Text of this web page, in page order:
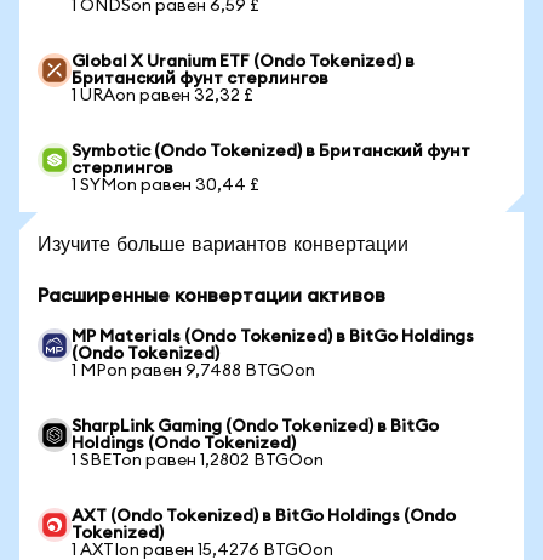
1 ONDSon равен 6,59 £
Global X Uranium ETF (Ondo Tokenized) в
Британский фунт стерлингов
1 URAon равен 32,32 £
Symbotic (Ondo Tokenized) в Британский фунт
стерлингов
1 SYMon равен 30,44 £
Изучите больше вариантов конвертации
Расширенные конвертации активов
MP Materials (Ondo Tokenized) в BitGo Holdings
(Ondo Tokenized)
1 MPon равен 9,7488 BTGOon
SharpLink Gaming (Ondo Tokenized) в BitGo
Holdings (Ondo Tokenized)
1 SBETon равен 1,2802 BTGOon
AXT (Ondo Tokenized) в BitGo Holdings (Ondo
Tokenized)
1 AXTIon равен 15,4276 BTGOon